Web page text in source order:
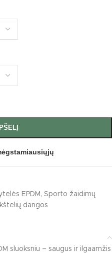
EPDM , Sporto žaidimų
dangos
sluoksniu – saugus ir ilgaamžis